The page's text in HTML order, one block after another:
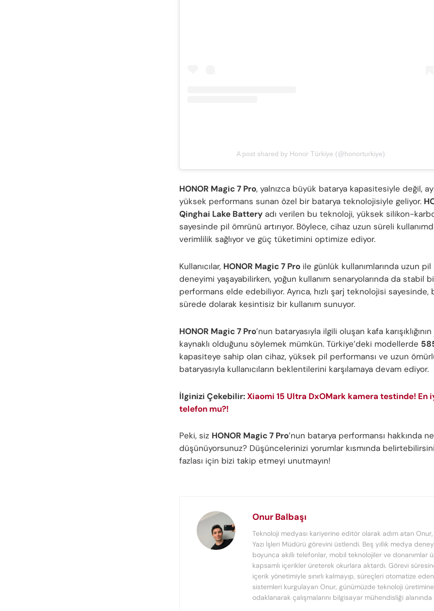
A post shared by Honor Türkiye (@honorturkiye)
HONOR Magic 7 Pro, yalnızca büyük batarya kapasitesiyle değil,
yüksek performans sunan özel bir batarya teknolojisiyle geliyor.
Qinghai Lake Battery adı verilen bu teknoloji, yüksek silikon-
sayesinde pil ömrünü artırıyor. Böylece, cihaz uzun süreli
verimlilik sağlıyor ve güç tüketimini optimize ediyor.
Kullanıcılar, HONOR Magic 7 Pro ile günlük kullanımlarında uzun
deneyimi yaşayabilirken, yoğun kullanım senaryolarında da stabil
performans elde edebiliyor. Ayrıca, hızlı şarj teknolojisi sayesinde,
sürede dolarak kesintisiz bir kullanım sunuyor.
HONOR Magic 7 Pro’nun bataryasıyla ilgili oluşan kafa karışıklığının
kaynaklı olduğunu söylemek mümkün. Türkiye’deki modellerde
kapasiteye sahip olan cihaz, yüksek pil performansı ve uzun
bataryasıyla kullanıcıların beklentilerini karşılamaya devam ediyor.
İlginizi Çekebilir:Xiaomi 15 Ultra DxOMark kamera testinde! En
telefon mu?!
Peki, siz HONOR Magic 7 Pro’nun batarya performansı hakkında ne
düşünüyorsunuz? Düşüncelerinizi yorumlar kısmında
fazlası için bizi takip etmeyi unutmayın!
Onur Balbaşı
Teknoloji medyası kariyerine editör olarak adım atan
Yazı İşleri Müdürü görevini üstlendi. Beş yıllık medya
boyunca akıllı telefonlar, mobil teknolojiler ve donanımlar
kapsamlı içerikler üreterek okurlara aktardı. Görevi
içerik yönetimiyle sınırlı kalmayıp, süreçleri otomatize
sistemleri kurgulayan Onur, günümüzde teknoloji üretimine
odaklanarak çalışmalarını bilgisayar mühendisliği